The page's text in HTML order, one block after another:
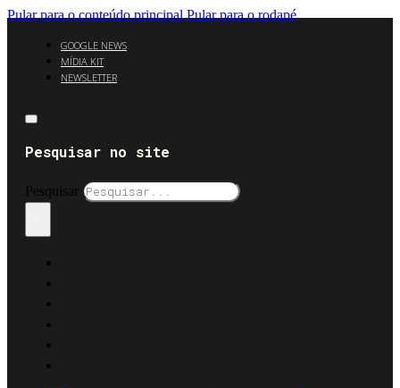
Pular para o conteúdo principal Pular para o rodapé
GOOGLE NEWS
MÍDIA KIT
NEWSLETTER
Pesquisar no site
Pesquisar